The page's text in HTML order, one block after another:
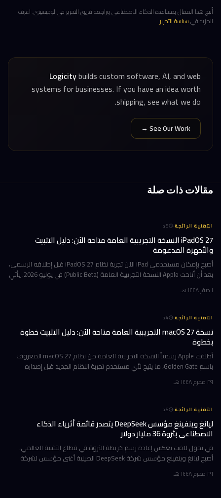
أُنتِج هذا المقال بمساعدة الذكاء الاصطناعي وراجعه فريق التحرير في لوجيسيتي. اعرف
المزيد فيسياسة التحرير.
Logicitybuilds custom software, AI, and web
systems for businesses. If you have an idea worth
shipping, see what we do.
See Our Work →
مقالات ذات صلة
التقنية الرائجة·
5د
iPadOS 27 النسخة التجريبية العامة متاحة الآن: دليل التثبيت
والأجهزة المدعومة
أصبح بإمكان مستخدمي iPad الآن تجربة نظام iPadOS 27 قبل إطلاقه الرسمي،
بعد أن أتاحت Apple النسخة التجريبية العامة (Public Beta) في يوليو 2026. يأتي
١ صفر ١٤٤٨ هـ
التقنية الرائجة·
4د
نسخة macOS 27 التجريبية العامة متاحة الآن: دليل التثبيت خطوة
بخطوة
أطلقت Apple رسمياً النسخة التجريبية العامة من نظام macOS 27 المعروف
باسم Golden Gate، ما يتيح لأي مستخدم تجربة النظام الجديد قبل إصداره
٢٩ محرم ١٤٤٨ هـ
التقنية الرائجة·
5د
ليانغ وينفينغ مؤسس DeepSeek يتصدر قائمة أثرياء الذكاء
الاصطناعي بثروة 36 مليار دولار
في تحول لافت يعكس إعادة رسم خريطة الثروة في قطاع التقنية العالمي،
أصبح ليانغ وينفينغ مؤسس شركة DeepSeek الصينية أغنى مؤسس لشركة
٢٩ محرم ١٤٤٨ هـ